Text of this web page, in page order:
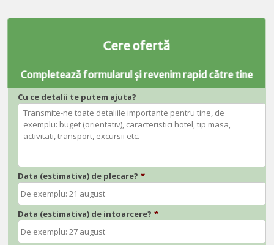
Cere ofertă
Completează formularul și revenim rapid către tine
Cu ce detalii te putem ajuta?
Data (estimativa) de plecare? *
Data (estimativa) de intoarcere? *